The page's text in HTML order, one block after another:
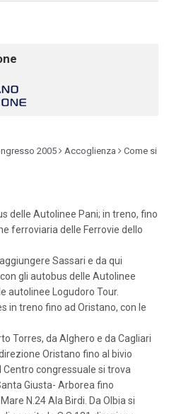
2005 Accoglienza
Come si
delle Autolinee Pani; in treno, fino
ferroviaria delle Ferrovie dello
Sassari e da qui
gli autobus delle Autolinee
autolinee Logudoro Tour.
in treno fino ad Oristano, con le
Torres, da Alghero e da Cagliari
Oristano fino al bivio
Centro congressuale si trova
Giusta- Arborea fino
N.24 Ala Birdi. Da Olbia si